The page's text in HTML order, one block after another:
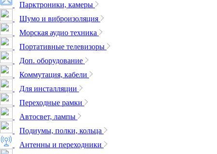
Парктроники, камеры
Шумо и виброизоляция
Морская аудио техника
Портативные телевизоры
Доп. оборудование
Коммутация, кабели
Для инсталляции
Переходные рамки
Автосвет, лампы
Подиумы, полки, кольца
Антенны и переходники